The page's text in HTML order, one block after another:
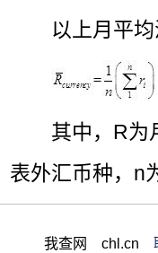
以上月平均
其中，R为
表外汇币种，n
我查网 chl.cn